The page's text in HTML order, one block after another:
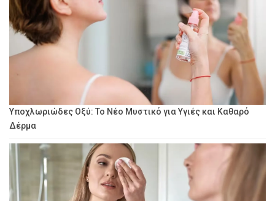
Υποχλωριώδες Οξύ: Το Νέο Μυστικό για Υγιές και Καθαρό
Δέρμα